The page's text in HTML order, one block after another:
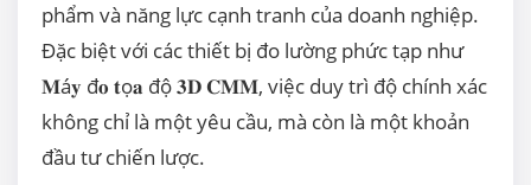
phẩm và năng lực cạnh tranh của doanh nghiệp.
Đặc biệt với các thiết bị đo lường phức tạp như
𝐌á𝐲 đ𝐨 𝐭ọ𝐚 độ 𝟑𝐃 𝐂𝐌𝐌, việc duy trì độ chính xác
không chỉ là một yêu cầu, mà còn là một khoản
đầu tư chiến lược.